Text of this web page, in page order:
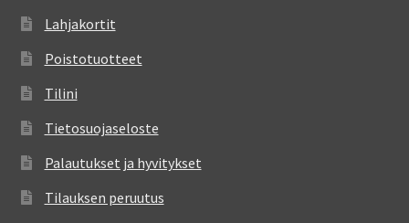
Lahjakortit
Poistotuotteet
Tilini
Tietosuojaseloste
Palautukset ja hyvitykset
Tilauksen peruutus